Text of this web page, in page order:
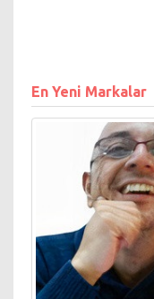
En Yeni Markalar